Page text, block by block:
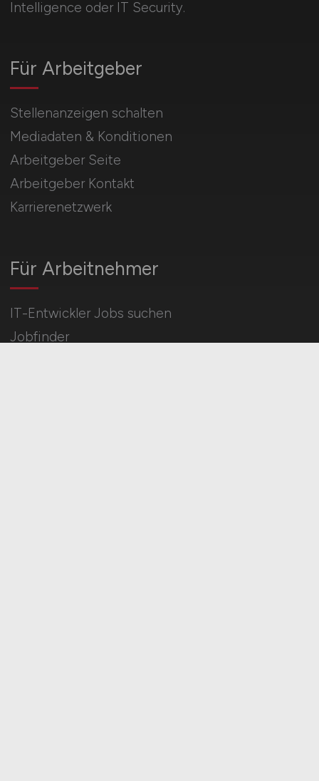
Intelligence oder IT Security.
Für Arbeitnehmer
IT-Entwickler Jobs suchen
Jobfinder
Für Arbeitgeber
Stellenanzeigen schalten
Mediadaten & Konditionen
Arbeitgeber Seite
Arbeitgeber Kontakt
Karrierenetzwerk